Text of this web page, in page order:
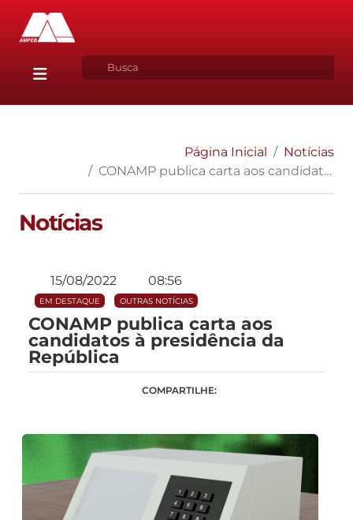
Página Inicial
Notícias
CONAMP publica carta aos candidatos à presidência da República
Notícias
15/08/2022 08:56
EM DESTAQUE OUTRAS NOTÍCIAS
CONAMP publica carta aos
candidatos à presidência da
República
COMPARTILHE: